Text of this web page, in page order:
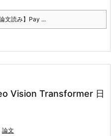
文読み】Pay ...
Vision Transformer 日
論文